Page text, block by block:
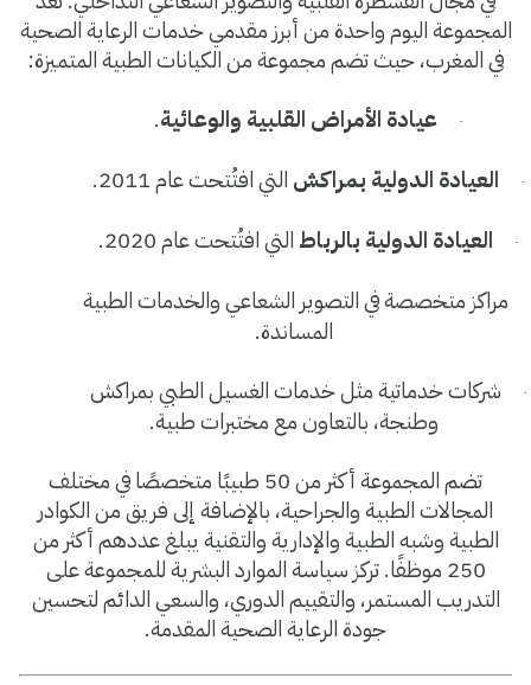
المجموعة اليوم واحدة من أبرز مقدمي خدمات الرعاية الصحية
في المغرب، حيث تضم مجموعة من الكيانات الطبية المتميزة:
· عيادة الأمراض القلبية والوعائية.
· العيادة الدولية بمراكش التي افتُتحت عام 2011 .
· العيادة الدولية بالرباط التي افتُتحت عام 2020 .
مراكز متخصصة في التصوير الشعاعي والخدمات الطبية
المساندة.
·
شركات خدماتية مثل خدمات الغسيل الطبي بمراكش
وطنجة، بالتعاون مع مختبرات طبية.
تضم المجموعة أكثر من 50 طبيبًا متخصصًا في مختلف
المجالات الطبية والجراحية، بالإضافة إلى فريق من الكوادر
الطبية وشبه الطبية والإدارية والتقنية يبلغ عددهم أكثر من
250 موظفًا. تركز سياسة الموارد البشرية للمجموعة على
التدريب المستمر، والتقييم الدوري، والسعي الدائم لتحسين
جودة الرعاية الصحية المقدمة.